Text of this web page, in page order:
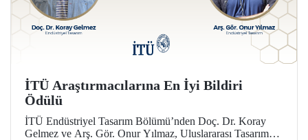
İTÜ Araştırmacılarına En İyi Bildiri
Ödülü
İTÜ Endüstriyel Tasarım Bölümü’nden Doç. Dr. Koray
Gelmez ve Arş. Gör. Onur Yılmaz, Uluslararası Tasarım